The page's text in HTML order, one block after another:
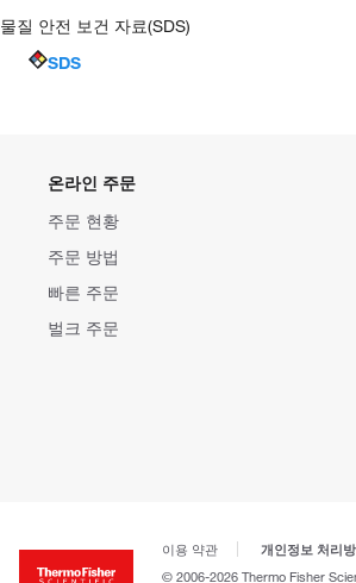
물질 안전 보건 자료(SDS)
SDS
온라인 주문
주문 현황
주문 방법
빠른 주문
벌크 주문
이용 약관 개인정보 처리
© 2006-2026 Thermo Fisher